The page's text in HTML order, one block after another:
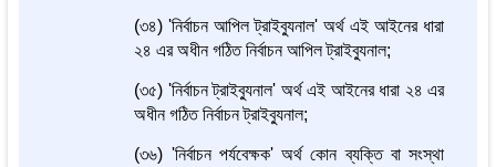
(৩৪) 'নির্বাচন আপিল ট্রাইব্যুনাল' অর্থ এই আইনের ধারা
২৪ এর অধীন গঠিত নির্বাচন আপিল ট্রাইব্যুনাল;
(৩৫) 'নির্বাচন ট্রাইব্যুনাল' অর্থ এই আইনের ধারা ২৪ এর
অধীন গঠিত নির্বাচন ট্রাইব্যুনাল;
(৩৬) 'নির্বাচন পর্যবেক্ষক' অর্থ কোন ব্যক্তি বা সংস্থা